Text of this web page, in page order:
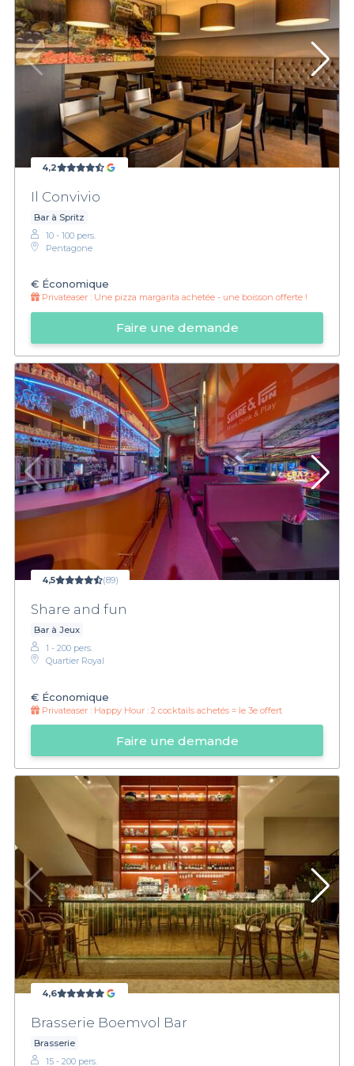
4,2
Il Convivio
Bar à Spritz
10 - 100 pers.
Pentagone
€ Économique
Privateaser : Une pizza margarita achetée - une boisson offerte !
Faire une demande
4,5 (89)
Share and fun
Bar à Jeux
1 - 200 pers.
Quartier Royal
€ Économique
Privateaser : Happy Hour : 2 cocktails achetés = le 3e offert
Faire une demande
4,6
Brasserie Boemvol Bar
Brasserie
15 - 200 pers.